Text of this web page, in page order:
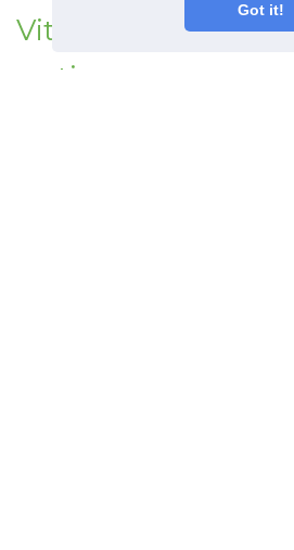
Got it!
Vitaminas K -
rasti